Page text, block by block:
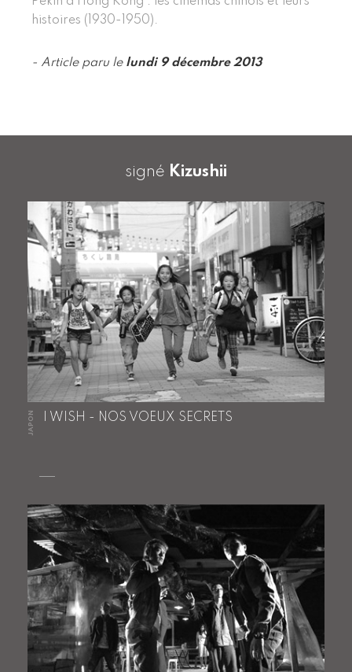
histoires (1930-1950).
- Article paru le lundi 9 décembre 2013
signé Kizushii
JAPON I WISH - NOS VOEUX SECRETS